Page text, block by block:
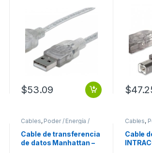
prinicpal: 1 x Tipo A
Macho USB – Extremo
Secundario: 1 x Tipo A
Hembra USB –
480Mbit/s – Cable de
extensión –
Apantallado – 28 AWG –
Plata translúcida .
$53.09
Tipo A
x Tipo
Plata
$
Cables, Poder / Energía /
Cable de transferencia
de datos Manhattan –
Cables,
Cable